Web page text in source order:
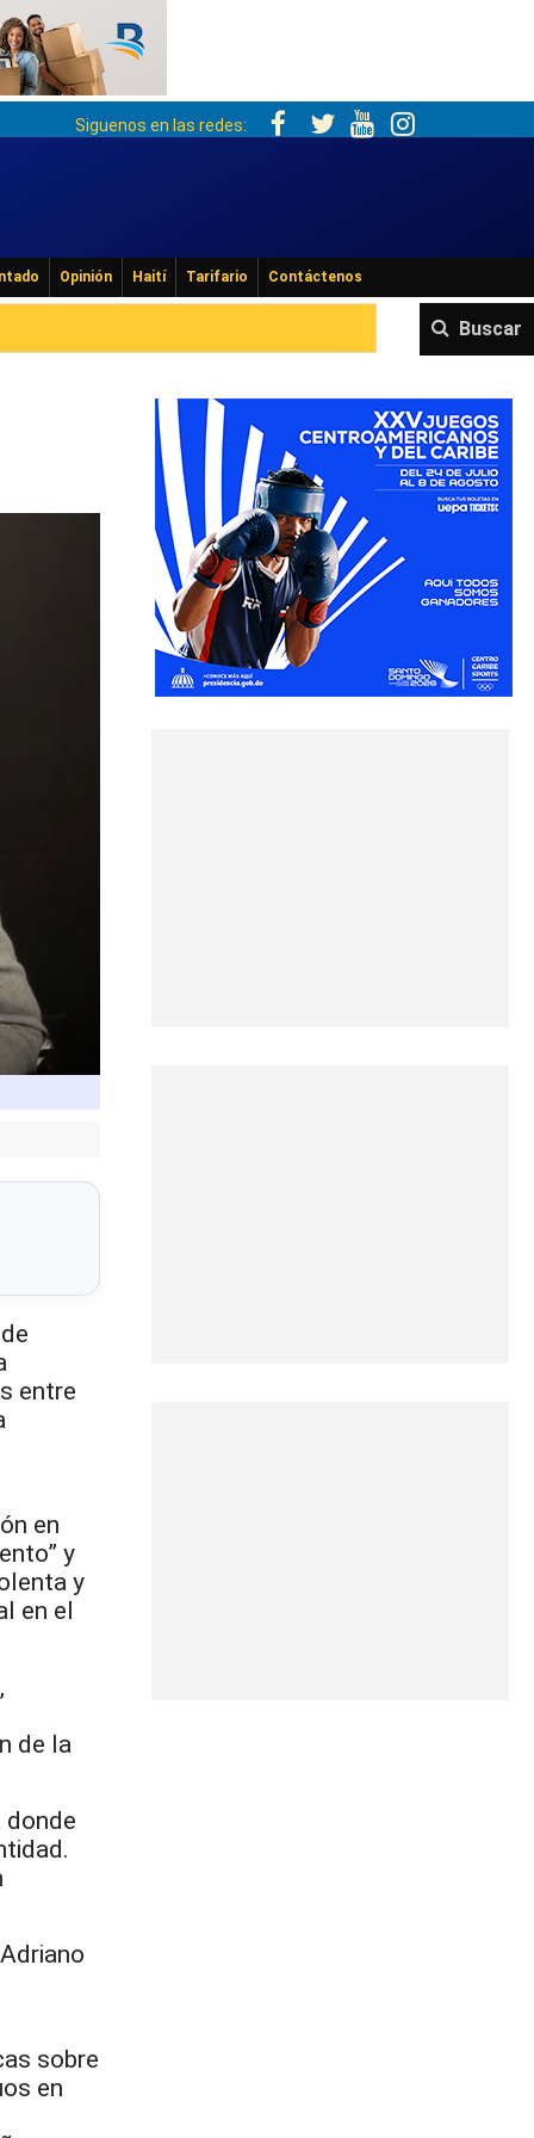
Siguenos en las redes:
Opinión Haití Tarifario Contáctenos
Buscar
entre
en
y
y
en el
de la
donde
sobre
en